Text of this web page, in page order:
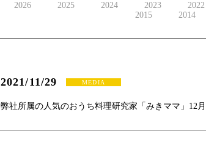
2026 2025 2024 2023 2022
2015
2014
2021/11/29 MEDIA
弊社所属の人気のおうち料理研究家「みきママ」12